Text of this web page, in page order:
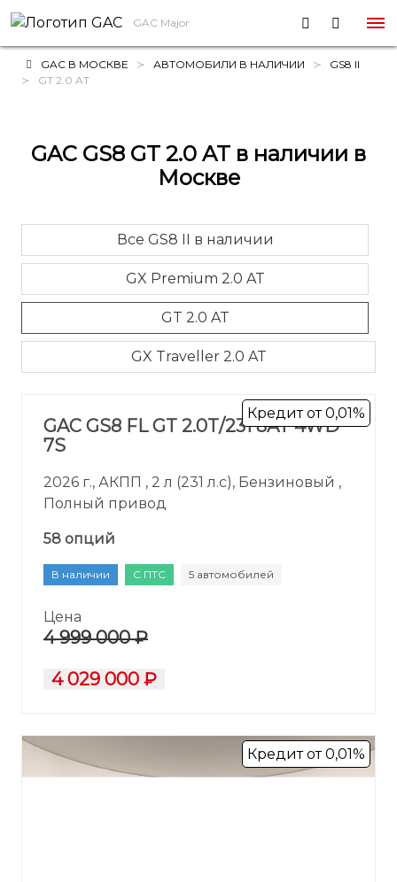
GAC Major
GAC В МОСКВЕ АВТОМОБИЛИ В НАЛИЧИИ
GS8 II
GT 2.0 AT
GAC GS8 GT 2.0 AT в наличии в
Москве
Все GS8 II в наличии
GX Premium 2.0 AT
GT 2.0 AT
GX Traveller 2.0 AT
Кредит от 0,01%
GAC GS8 FL GT 2.0T/231 8AT 4WD
7S
2026 г., АКПП , 2 л (231 л.с), Бензиновый ,
Полный привод
58 опций
В наличии С ПТС 5 автомобилей
Цена
4 999 000 ₽
4 029 000 ₽
Кредит от 0,01%